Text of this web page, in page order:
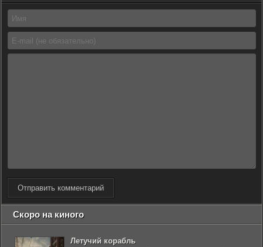
Отправить комментарий
Скоро на киного
Летучий корабль